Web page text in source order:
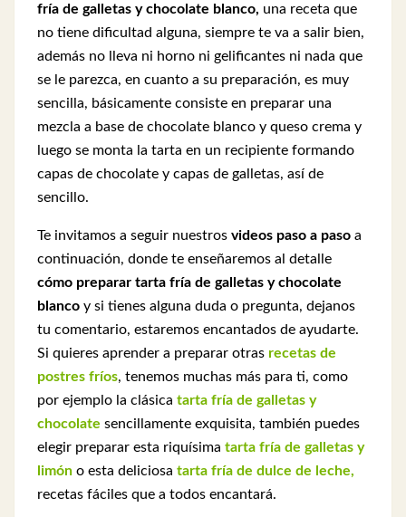
fría de galletas y chocolate blanco, una receta que
no tiene dificultad alguna, siempre te va a salir bien,
además no lleva ni horno ni gelificantes ni nada que
se le parezca, en cuanto a su preparación, es muy
sencilla, básicamente consiste en preparar una
mezcla a base de chocolate blanco y queso crema y
luego se monta la tarta en un recipiente formando
capas de chocolate y capas de galletas, así de
sencillo.
Te invitamos a seguir nuestros videos paso a paso a
continuación, donde te enseñaremos al detalle
cómo preparar tarta fría de galletas y chocolate
blanco y si tienes alguna duda o pregunta, dejanos
tu comentario, estaremos encantados de ayudarte.
Si quieres aprender a preparar otras recetas de
postres fríos, tenemos muchas más para ti, como
por ejemplo la clásica tarta fría de galletas y
chocolate sencillamente exquisita, también puedes
elegir preparar esta riquísima tarta fría de galletas y
limón o esta deliciosa tarta fría de dulce de leche,
recetas fáciles que a todos encantará.